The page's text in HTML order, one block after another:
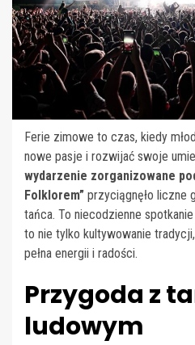
Ferie zimowe to czas, kiedy
nowe pasje i rozwijać swoje
wydarzenie zorganizowane
Folklorem” przyciągnęło liczne
tańca. To niecodzienne
to nie tylko kultywowanie
pełna energii i radości.
Przygoda z
ludowym